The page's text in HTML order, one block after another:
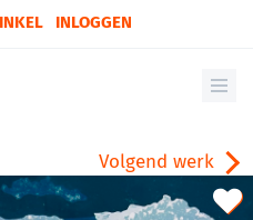
INLOGGEN
Volgend werk